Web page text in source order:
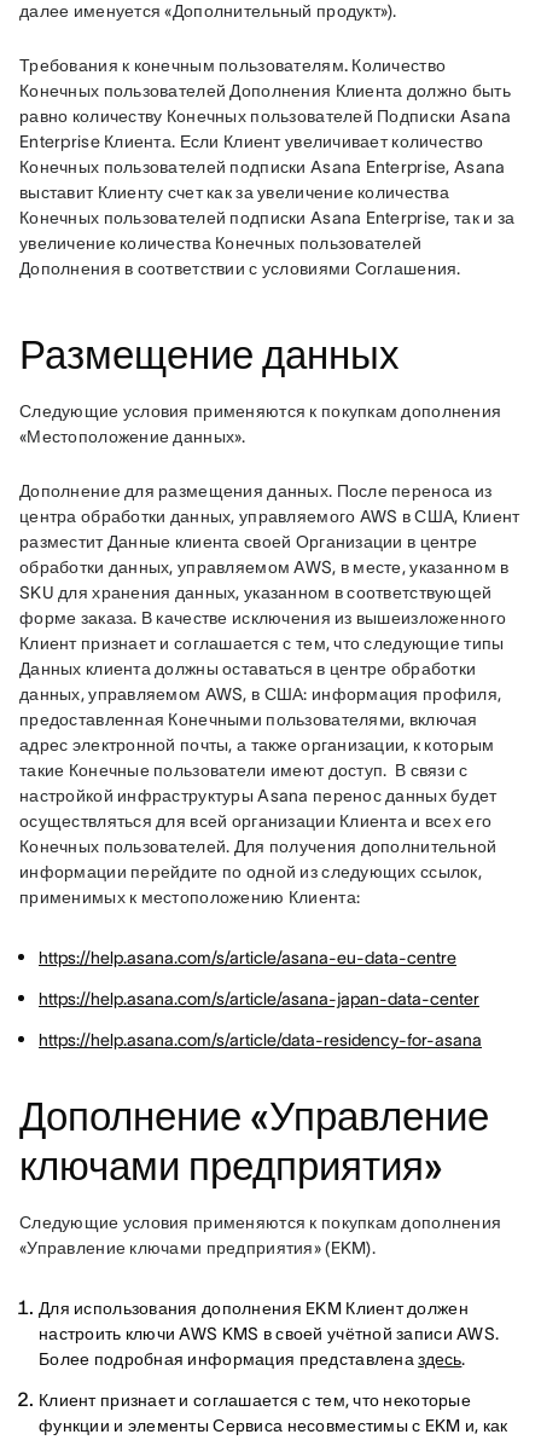
далее именуется «Дополнительный продукт»).
Требования к конечным пользователям. Количество
Конечных пользователей Дополнения Клиента должно быть
равно количеству Конечных пользователей Подписки Asana
Enterprise Клиента. Если Клиент увеличивает количество
Конечных пользователей подписки Asana Enterprise, Asana
выставит Клиенту счет как за увеличение количества
Конечных пользователей подписки Asana Enterprise, так и за
увеличение количества Конечных пользователей
Дополнения в соответствии с условиями Соглашения.
Размещение данных
Следующие условия применяются к покупкам дополнения
«Местоположение данных».
Дополнение для размещения данных. После переноса из
центра обработки данных, управляемого AWS в США, Клиент
разместит Данные клиента своей Организации в центре
обработки данных, управляемом AWS, в месте, указанном в
SKU для хранения данных, указанном в соответствующей
форме заказа. В качестве исключения из вышеизложенного
Клиент признает и соглашается с тем, что следующие типы
Данных клиента должны оставаться в центре обработки
данных, управляемом AWS, в США: информация профиля,
предоставленная Конечными пользователями, включая
адрес электронной почты, а также организации, к которым
такие Конечные пользователи имеют доступ.  В связи с
настройкой инфраструктуры Asana перенос данных будет
осуществляться для всей организации Клиента и всех его
Конечных пользователей. Для получения дополнительной
информации перейдите по одной из следующих ссылок,
применимых к местоположению Клиента:
https://help.asana.com/s/article/asana-eu-data-centre
https://help.asana.com/s/article/asana-japan-data-center
https://help.asana.com/s/article/data-residency-for-asana
Дополнение «Управление
ключами предприятия»
Следующие условия применяются к покупкам дополнения
«Управление ключами предприятия» (EKM).
Для использования дополнения EKM Клиент должен
настроить ключи AWS KMS в своей учётной записи AWS.
Более подробная информация представленаздесь.
Клиент признает и соглашается с тем, что некоторые
функции и элементы Сервиса несовместимы с EKM и, как